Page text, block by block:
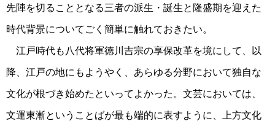
先陣を切ることとなる三者の派生・誕生と隆盛期を迎えた
時代背景についてごく簡単に触れておきたい。
江戸時代も八代将軍徳川吉宗の享保改革を境にして、以
降、江戸の地にもようやく、あらゆる分野において独自な
文化が根づき始めたといってよかった。文芸においては、
文運東漸ということばが最も端的に表すように、上方文化